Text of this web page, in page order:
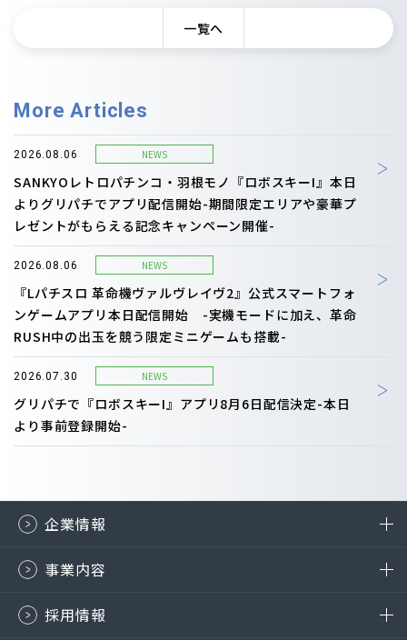
一覧へ
More Articles
2026.08.06 NEWS
SANKYOレトロパチンコ・羽根モノ『ロボスキーI』本日
よりグリパチでアプリ配信開始-期間限定エリアや豪華プ
レゼントがもらえる記念キャンペーン開催-
2026.08.06 NEWS
『Lパチスロ 革命機ヴァルヴレイヴ2』公式スマートフォ
ンゲームアプリ本日配信開始 -実機モードに加え、革命
RUSH中の出玉を競う限定ミニゲームも搭載-
2026.07.30 NEWS
グリパチで『ロボスキーI』アプリ8月6日配信決定-本日
より事前登録開始-
企業情報
事業内容
採用情報